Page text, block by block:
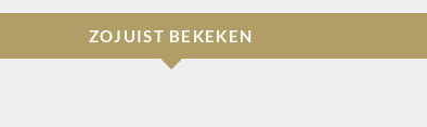
ZOJUIST BEKEKEN